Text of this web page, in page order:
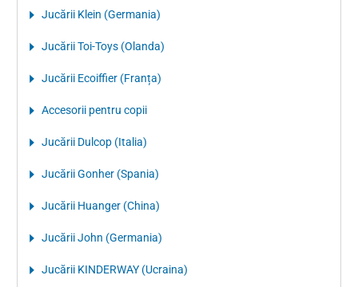
Jucării Klein (Germania)
Jucării Toi-Toys (Olanda)
Jucării Ecoiffier (Franța)
Accesorii pentru copii
Jucării Dulcop (Italia)
Jucării Gonher (Spania)
Jucării Huanger (China)
Jucării John (Germania)
Jucării KINDERWAY (Ucraina)